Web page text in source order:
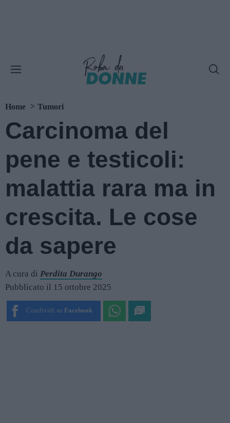
Home Tumori
Carcinoma del
pene e testicoli:
malattia rara ma in
crescita. Le cose
da sapere
A cura di Perdita Durango
Pubblicato il 15 ottobre 2025
Condividi su Facebook